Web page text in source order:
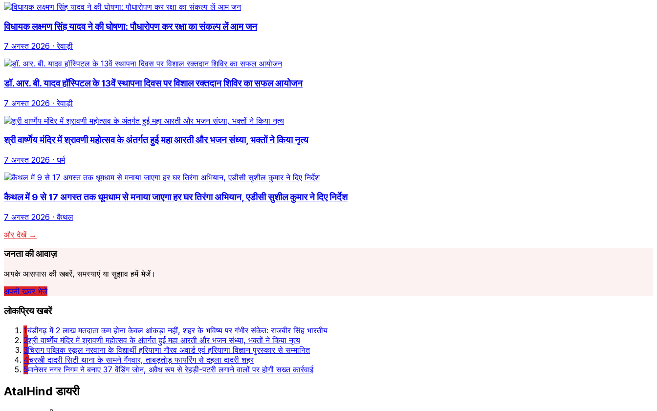
विधायक लक्ष्मण सिंह यादव ने की घोषणा: पौधारोपण कर रक्षा का संकल्प लें आम जन
7 अगस्त 2026 · रेवाड़ी
डॉ. आर. बी. यादव हॉस्पिटल के 13वें स्थापना दिवस पर विशाल रक्तदान शिविर का सफल आयोजन
7 अगस्त 2026 · रेवाड़ी
श्री वार्ष्णेय मंदिर में श्रावणी महोत्सव के अंतर्गत हुई महा आरती और भजन संध्या, भक्तों ने किया नृत्य
7 अगस्त 2026 · धर्म
कैथल में 9 से 17 अगस्त तक धूमधाम से मनाया जाएगा हर घर तिरंगा अभियान, एडीसी सुशील कुमार ने दिए निर्देश
7 अगस्त 2026 · कैथल
और देखें →
जनता की आवाज़
आपके आसपास की खबरें, समस्याएं या सुझाव हमें भेजें।
अपनी खबर भेजें
लोकप्रिय खबरें
1चंडीगढ़ में 2 लाख मतदाता कम होना केवल आंकड़ा नहीं, शहर के भविष्य पर गंभीर संकेत: राजबीर सिंह भारतीय
2श्री वार्ष्णेय मंदिर में श्रावणी महोत्सव के अंतर्गत हुई महा आरती और भजन संध्या, भक्तों ने किया नृत्य
3चिराग पब्लिक स्कूल नरवाना के विद्यार्थी हरियाणा गौरव अवार्ड एवं हरियाणा विज्ञान पुरस्कार से सम्मानित
4चरखी दादरी सिटी थाना के सामने गैंगवार, ताबड़तोड़ फायरिंग से दहला दादरी शहर
5मानेसर नगर निगम ने बनाए 37 वेंडिंग जोन, अवैध रूप से रेहड़ी-पटरी लगाने वालों पर होगी सख्त कार्रवाई
AtalHind डायरी